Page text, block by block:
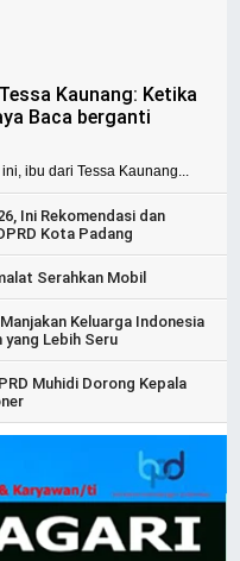
Kaunang: Ketika
Baca berganti
ibu dari Tessa Kaunang...
Ini Rekomendasi dan
Kota Padang
Serahkan Mobil
Keluarga Indonesia
yang Lebih Seru
Muhidi Dorong Kepala